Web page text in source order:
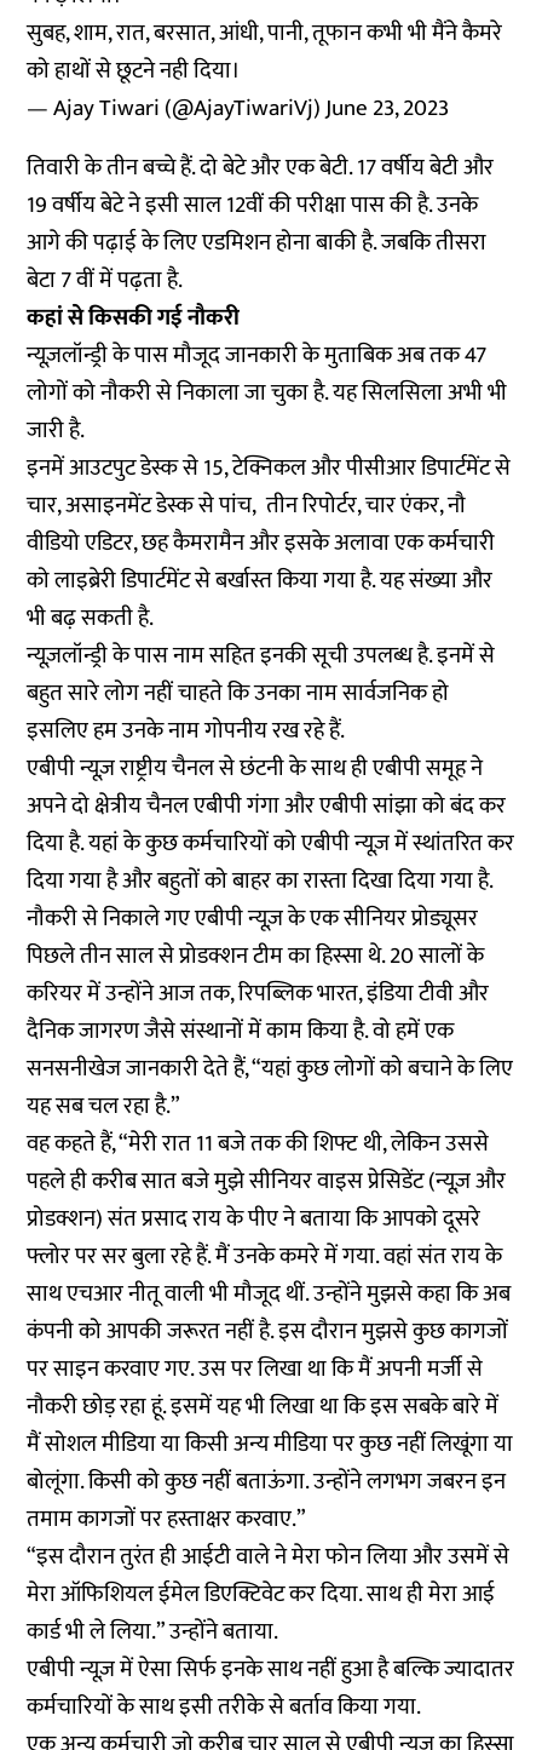
सुबह, शाम, रात, बरसात, आंधी, पानी, तूफान कभी भी मैंने कैमरे
को हाथों से छूटने नही दिया।
— Ajay Tiwari (@AjayTiwariVj)June 23, 2023
तिवारी के तीन बच्चे हैं. दो बेटे और एक बेटी. 17 वर्षीय बेटी और
19 वर्षीय बेटे ने इसी साल 12वीं की परीक्षा पास की है. उनके
आगे की पढ़ाई के लिए एडमिशन होना बाकी है. जबकि तीसरा
बेटा 7 वीं में पढ़ता है.
कहां से किसकी गई नौकरी
न्यूज़लॉन्ड्री के पास मौजूद जानकारी के मुताबिक अब तक 47
लोगों को नौकरी से निकाला जा चुका है. यह सिलसिला अभी भी
जारी है.
इनमें आउटपुट डेस्क से 15, टेक्निकल और पीसीआर डिपार्टमेंट से
चार, असाइनमेंट डेस्क से पांच, तीन रिपोर्टर, चार एंकर, नौ
वीडियो एडिटर, छह कैमरामैन और इसके अलावा एक कर्मचारी
को लाइब्रेरी डिपार्टमेंट से बर्खास्त किया गया है. यह संख्या और
भी बढ़ सकती है.
न्यूज़लॉन्ड्री के पास नाम सहित इनकी सूची उपलब्ध है. इनमें से
बहुत सारे लोग नहीं चाहते कि उनका नाम सार्वजनिक हो
इसलिए हम उनके नाम गोपनीय रख रहे हैं.
एबीपी न्यूज़ राष्ट्रीय चैनल से छंटनी के साथ ही एबीपी समूह ने
अपने दो क्षेत्रीय चैनल एबीपी गंगा और एबीपी सांझा को बंद कर
दिया है. यहां के कुछ कर्मचारियों को एबीपी न्यूज़ में स्थांतरित कर
दिया गया है और बहुतों को बाहर का रास्ता दिखा दिया गया है.
नौकरी से निकाले गए एबीपी न्यूज़ के एक सीनियर प्रोड्यूसर
पिछले तीन साल से प्रोडक्शन टीम का हिस्सा थे. 20 सालों के
करियर में उन्होंने आज तक, रिपब्लिक भारत, इंडिया टीवी और
दैनिक जागरण जैसे संस्थानों में काम किया है. वो हमें एक
सनसनीखेज जानकारी देते हैं, “यहां कुछ लोगों को बचाने के लिए
यह सब चल रहा है.”
वह कहते हैं, “मेरी रात 11 बजे तक की शिफ्ट थी, लेकिन उससे
पहले ही करीब सात बजे मुझे सीनियर वाइस प्रेसिडेंट (न्यूज़ और
प्रोडक्शन) संत प्रसाद राय के पीए ने बताया कि आपको दूसरे
फ्लोर पर सर बुला रहे हैं. मैं उनके कमरे में गया. वहां संत राय के
साथ एचआर नीतू वाली भी मौजूद थीं. उन्होंने मुझसे कहा कि अब
कंपनी को आपकी जरूरत नहीं है. इस दौरान मुझसे कुछ कागजों
पर साइन करवाए गए. उस पर लिखा था कि मैं अपनी मर्जी से
नौकरी छोड़ रहा हूं. इसमें यह भी लिखा था कि इस सबके बारे में
मैं सोशल मीडिया या किसी अन्य मीडिया पर कुछ नहीं लिखूंगा या
बोलूंगा. किसी को कुछ नहीं बताऊंगा. उन्होंने लगभग जबरन इन
तमाम कागजों पर हस्ताक्षर करवाए.”
“इस दौरान तुरंत ही आईटी वाले ने मेरा फोन लिया और उसमें से
मेरा ऑफिशियल ईमेल डिएक्टिवेट कर दिया. साथ ही मेरा आई
कार्ड भी ले लिया.” उन्होंने बताया.
एबीपी न्यूज़ में ऐसा सिर्फ इनके साथ नहीं हुआ है बल्कि ज्यादातर
कर्मचारियों के साथ इसी तरीके से बर्ताव किया गया.